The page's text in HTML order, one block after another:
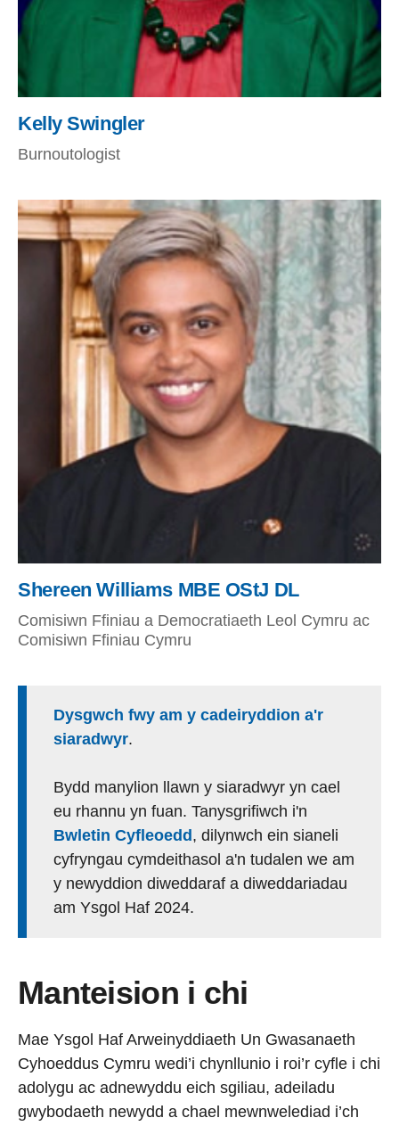
Kelly Swingler
Burnoutologist
Shereen Williams MBE OStJ DL
Comisiwn Ffiniau a Democratiaeth Leol Cymru ac
Comisiwn Ffiniau Cymru
Dysgwch fwy am y cadeiryddion a'r
siaradwyr.
Bydd manylion llawn y siaradwyr yn cael
eu rhannu yn fuan. Tanysgrifiwch i'n
Bwletin Cyfleoedd , dilynwch ein sianeli
cyfryngau cymdeithasol a'n tudalen we am
y newyddion diweddaraf a diweddariadau
am Ysgol Haf 2024.
Manteision i chi
Mae Ysgol Haf Arweinyddiaeth Un Gwasanaeth
Cyhoeddus Cymru wedi’i chynllunio i roi’r cyfle i chi
adolygu ac adnewyddu eich sgiliau, adeiladu
gwybodaeth newydd a chael mewnwelediad i’ch